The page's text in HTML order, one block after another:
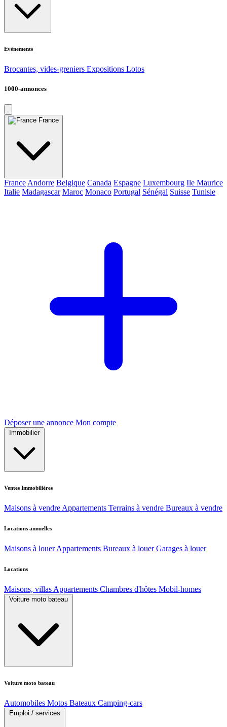
Evènements
Brocantes, vides-greniers Expositions Lotos
1000-annonces
France
France Andorre Belgique Canada Espagne Luxembourg Ile Maurice
Italie Madagascar Maroc Monaco Portugal Sénégal Suisse Tunisie
Déposer une annonce Mon compte
Immobilier
Ventes Immobilières
Maisons à vendre Appartements Terrains à vendre Bureaux à vendre
Locations annuelles
Maisons à louer Appartements Bureaux à louer Garages à louer
Locations
Maisons, villas Appartements Chambres d'hôtes Mobil-homes
Voiture moto bateau
Voiture moto bateau
Automobiles Motos Bateaux Camping-cars
Emploi / services